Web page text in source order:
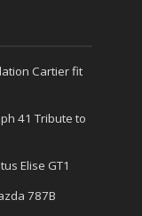
Cartier fit
41 Tribute to
Elise GT1
787B